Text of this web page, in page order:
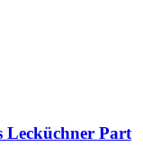
Lecküchner Part